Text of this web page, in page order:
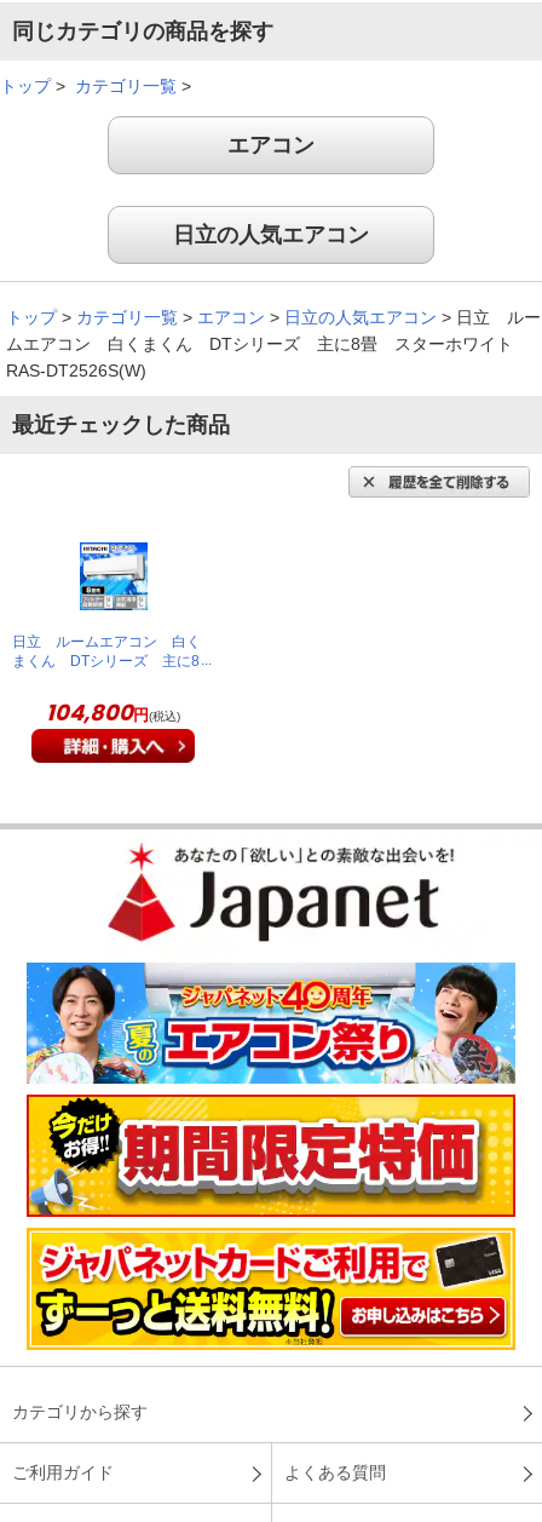
同じカテゴリの商品を探す
トップ> カテゴリ一覧 >
エアコン
日立の人気エアコン
トップ > カテゴリ一覧 > エアコン > 日立の人気エアコン > 日立 ルー
ムエアコン 白くまくん DTシリーズ 主に8畳 スターホワイト
RAS-DT2526S(W)
最近チェックした商品
日立 ルームエアコン 白く
まくん DTシリーズ 主に8
104,800円(税込)
カテゴリから探す
ご利用ガイド よくある質問